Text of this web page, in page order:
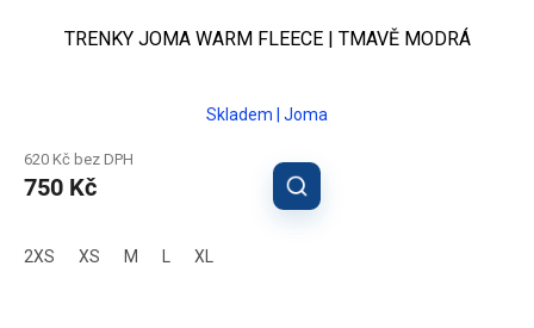
TRENKY JOMA WARM FLEECE | TMAVĚ MODRÁ
Skladem | Joma
620 Kč bez DPH
750 Kč
2XS XS M XL